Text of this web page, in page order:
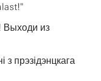
Выходи из
з прэзідэнцкага